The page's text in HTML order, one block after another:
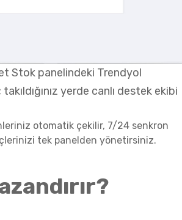
Stok panelindeki Trendyol
yerde canlı destek ekibi
otomatik çekilir, 7/24 senkron
tek panelden yönetirsiniz.